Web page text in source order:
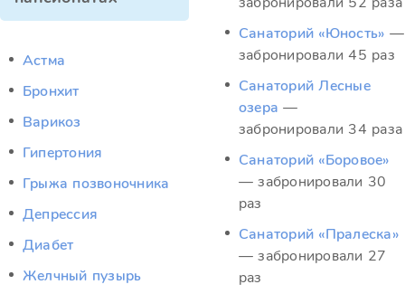
Астма
Бронхит
Варикоз
Гипертония
Грыжа позвоночника
Депрессия
Диабет
Желчный пузырь
Санаторий «Юность» —
забронировали 45 раз
Санаторий Лесные
озера —
забронировали 34 раза
Санаторий «Боровое»
— забронировали 30
раз
Санаторий «Пралеска»
— забронировали 27
раз